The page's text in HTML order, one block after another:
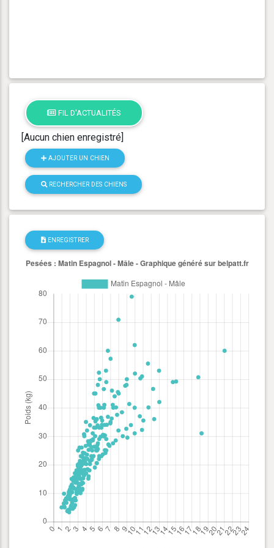
FIL D'ACTUALITÉS
[Aucun chien enregistré]
AJOUTER UN CHIEN
RECHERCHER DES CHIENS
ENREGISTRER